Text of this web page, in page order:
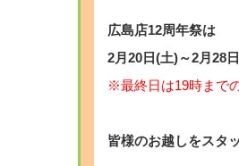
広島店12周年祭は
2月20日(土)～2月28
※最終日は19時まで
皆様のお越しをスタ